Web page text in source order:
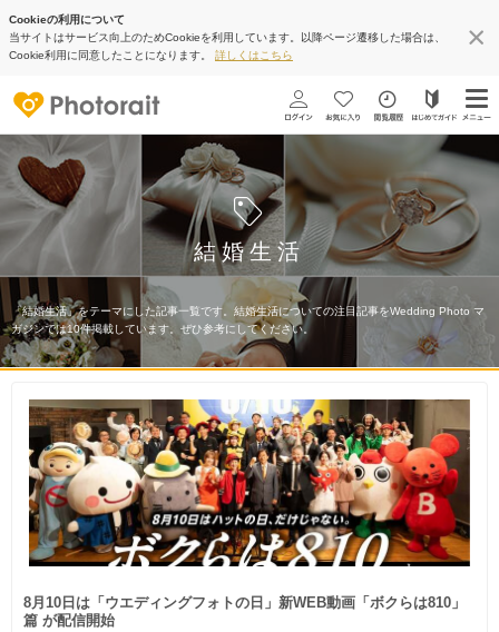
Cookieの利用について
当サイトはサービス向上のためCookieを利用しています。以降ページ遷移した場合は、
Cookie利用に同意したことになります。 詳しくはこちら
結婚生活
「結婚生活」をテーマにした記事一覧です。結婚生活についての注目記事をWedding Photo マ
ガジンでは10件掲載しています。ぜひ参考にしてください。
8月10日は「ウエディングフォトの日」新WEB動画「ボクらは810」
篇 が配信開始